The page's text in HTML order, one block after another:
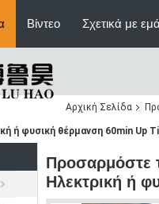
Βίντεο Σχετικά με
Αρχική Σελίδα
ή φυσική θέρμανση 60min Up
Προσαρμόστε
Ηλεκτρική ή